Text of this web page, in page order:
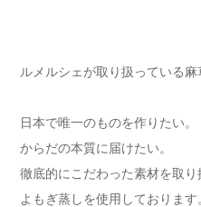
ルメルシェが取り扱っている麻
日本で唯一のものを作りたい。
からだの本質に届けたい。
徹底的にこだわった素材を取
よもぎ蒸しを使用しております